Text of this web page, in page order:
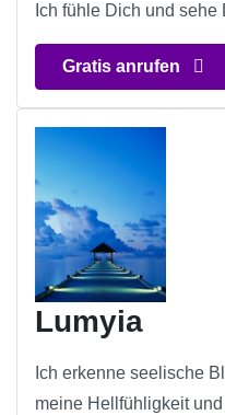
Ich fühle Dich und sehe
Gratis anrufen
Lumyia
Ich erkenne seelische
meine Hellfühligkeit